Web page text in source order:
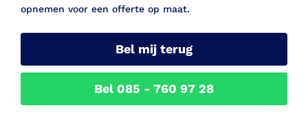
opnemen voor een offerte op maat.
Bel mij terug
Bel 085 - 760 97 28